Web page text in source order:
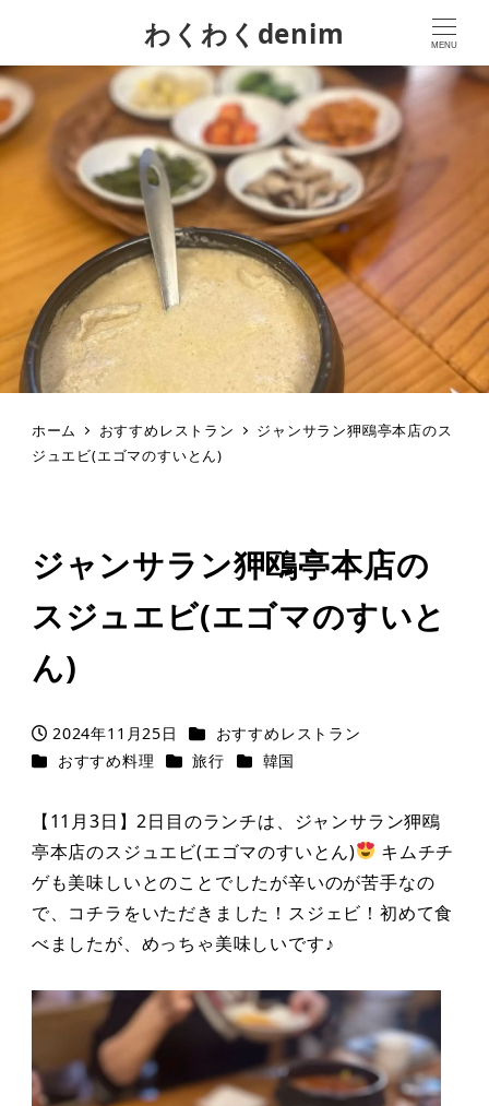
わくわくdenim MENU
ホーム おすすめレストラン
ジャンサラン狎鴎亭本店のス
ジュエビ(エゴマのすいとん)
ジャンサラン狎鴎亭本店の
スジュエビ(エゴマのすいと
ん)
投稿日
2024年11月25日 カテゴリー
おすすめレストラン
カテゴリー
おすすめ料理 カテゴリー
旅行 カテゴリー
韓国
【11月3日】2日目のランチは、ジャンサラン狎鴎
亭本店のスジュエビ(エゴマのすいとん)
キムチチ
ゲも美味しいとのことでしたが辛いのが苦手なの
で、コチラをいただきました！スジェビ！初めて食
べましたが、めっちゃ美味しいです♪